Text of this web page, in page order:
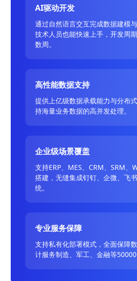
AI驱动开发
通过自然语言交互完成数据建模
技术人员也能快速上手，开发周
数周。
高性能数据支持
提供上亿级数据承载能力与分布
持海量业务数据的高并发处理。
企业级场景覆盖
支持ERP、MES、CRM、SRM、
搭建，无缝集成钉钉、企微、飞
统。
专业服务保障
支持私有化部署模式，全面保障
计服务制造、军工、金融等